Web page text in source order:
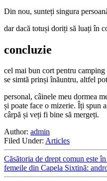
Din nou, sunteți singura
dar dacă totuși doriți să luați în
concluzie
cel mai bun cort pentru camping
se simtă prinși înăuntru, altfel
personal, câinele meu dormea
și poate face o mizerie. Îți spun
cârpă și veți fi bine să mergeți.
Author: admin
Filed Under: Articles
Căsătoria de drept comun este
femeile din Capela Sixtină: